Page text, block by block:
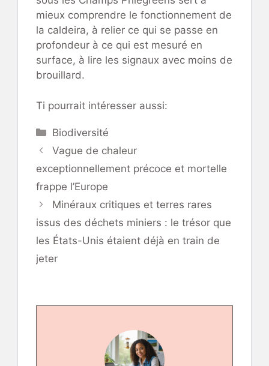
mieux comprendre le fonctionnement de
la caldeira, à relier ce qui se passe en
profondeur à ce qui est mesuré en
surface, à lire les signaux avec moins de
brouillard.
Ti pourrait intéresser aussi:
Catégories
Biodiversité
Vague de chaleur
exceptionnellement précoce et mortelle
frappe l’Europe
Minéraux critiques et terres rares
issus des déchets miniers : le trésor que
les États-Unis étaient déjà en train de
jeter